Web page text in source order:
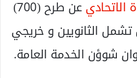
الاتحادي
عن طرح (700)
الثانويين و خريجي
شوؤن الخدمة العامة.